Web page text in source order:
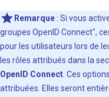
Remarque : Si vous
groupes OpenID Connect",
pour les utilisateurs lors de
les rôles attribués dans la
OpenID Connect . Ces
attribuées. Elles seront